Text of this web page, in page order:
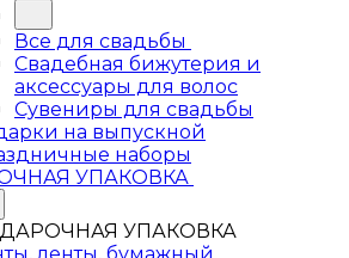
Все для свадьбы
Свадебная бижутерия и
аксессуары для волос
Сувениры для свадьбы
на выпускной
наборы
УПАКОВКА
УПАКОВКА